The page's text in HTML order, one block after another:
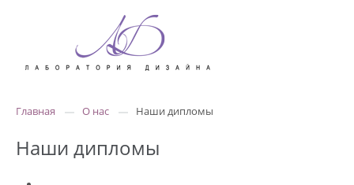
Главная О нас Наши дипломы
Наши дипломы